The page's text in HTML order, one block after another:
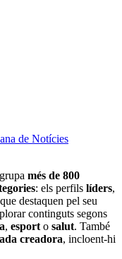
de Notícies
més de 800
: els perfils líders,
destaquen pel seu
continguts segons
, esporto salut. També
creadora, incloent-hi